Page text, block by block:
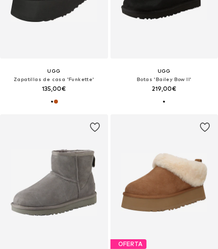
UGG
Zapatillas de casa 'Funkette'
135,00€
UGG
Botas 'Bailey Bow II'
219,00€
OFERTA